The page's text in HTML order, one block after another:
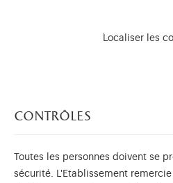
Localiser les
contrôles
Toutes les personnes doivent se
sécurité. L'Etablissement